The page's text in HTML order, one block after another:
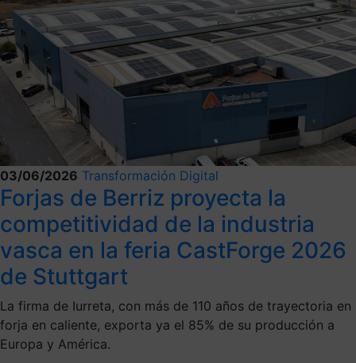
03/06/2026 Transformación Digital
Forjas de Berriz proyecta la
competitividad de la industria
vasca en la feria CastForge 2026
de Stuttgart
La firma de Iurreta, con más de 110 años de trayectoria en
forja en caliente, exporta ya el 85% de su producción a
Europa y América.